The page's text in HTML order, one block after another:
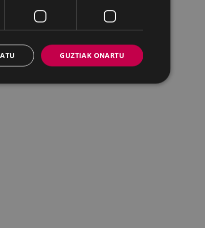
GUZTIAK ONARTU